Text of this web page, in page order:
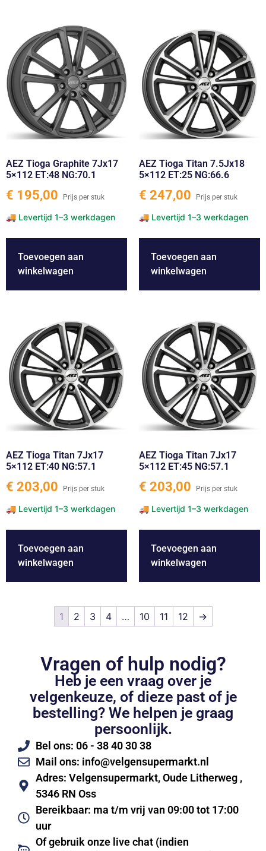
AEZ Tioga Graphite 7Jx17
5×112 ET:48 NG:70.1
€ 195,00
Toevoegen aan
winkelwagen
AEZ Tioga Titan 7.5Jx18
5×112 ET:25 NG:66.6
€ 247,00
Toevoegen aan
winkelwagen
AEZ Tioga Titan 7Jx17
5×112 ET:40 NG:57.1
€ 203,00
Toevoegen aan
winkelwagen
AEZ Tioga Titan 7Jx17
5×112 ET:45 NG:57.1
€ 203,00
Toevoegen aan
winkelwagen
1 2 3 4 … 10 11 12 →
Vragen of hulp nodig?
Heb je een vraag over je
velgenkeuze, of dieze past of je
bestelling? We helpen je graag
persoonlijk.
Bel ons: 06 - 38 40 30 38
Mail ons: info@velgensupermarkt.nl
Adres: Velgensupermarkt, Oude Litherweg ,
5346 RN Oss
Bereikbaar: ma t/m vrij van 09:00 tot 17:00
uur
Of gebruik onze live chat (indien